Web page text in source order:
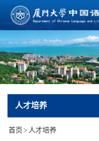
人才培养
首页 > 人才培养